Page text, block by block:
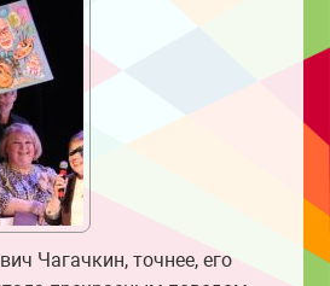
Чагачкин, точнее, его